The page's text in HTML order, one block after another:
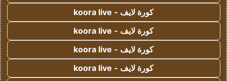
كورة لايف - koora live
كورة لايف - koora live
كورة لايف - koora live
كورة لايف - koora live